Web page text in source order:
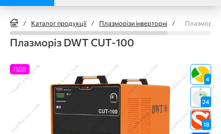
/ Каталог продукції / Плазморізи інверторні / Плазморіз
Плазморіз DWT CUT-100
ПДВ
4
24
18